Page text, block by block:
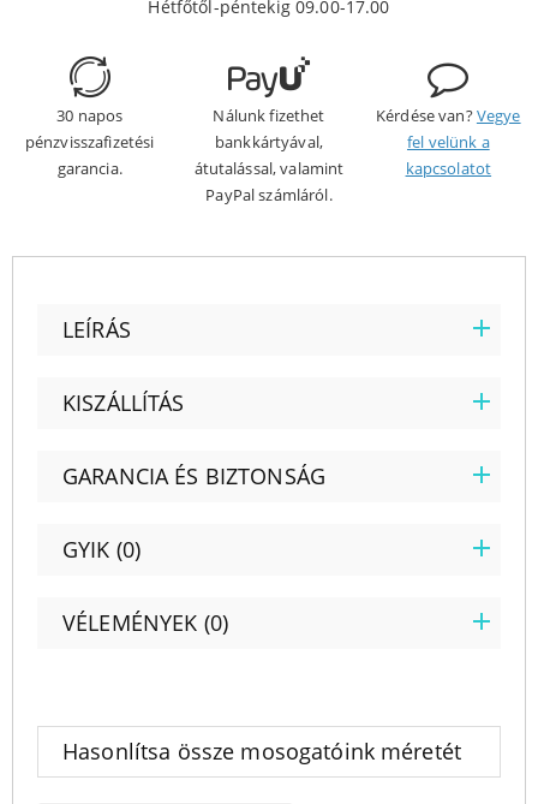
Hétfőtől-péntekig 09.00-17.00
30 napos
pénzvisszafizetési
garancia.
Nálunk fizethet
bankkártyával,
átutalással, valamint
PayPal számláról.
Kérdése van?Vegye
fel velünk a
kapcsolatot
Hasonlítsa össze mosogatóink méretét
LEÍRÁS
KISZÁLLÍTÁS
GARANCIA ÉS BIZTONSÁG
GYIK (0)
VÉLEMÉNYEK (0)